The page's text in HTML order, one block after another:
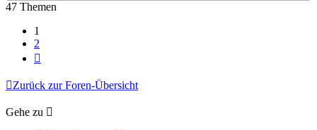
47 Themen
1
2
Zurück zur Foren-Übersicht
Gehe zu